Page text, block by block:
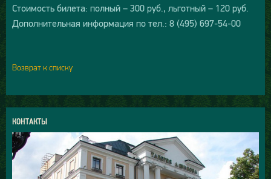
Стоимость билета: полный – 300 руб., льготный – 120 руб.
Дополнительная информация по тел.: 8 (495) 697-54-00
Возврат к списку
КОНТАКТЫ